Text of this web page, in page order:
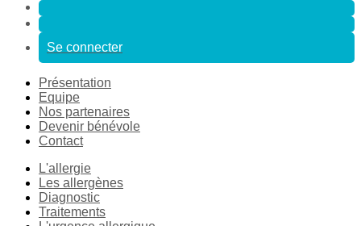
Se connecter
Présentation
Equipe
Nos partenaires
Devenir bénévole
Contact
L'allergie
Les allergènes
Diagnostic
Traitements